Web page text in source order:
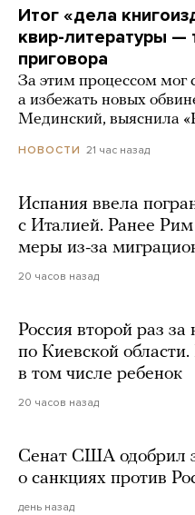
Итог «дела
квир-литературы —
приговора
За этим процессом мог
а избежать новых
Мединский, выяснила
НОВОСТИ 21 час назад
Испания ввела
с Италией. Ранее
меры из-за
20 часов назад
Россия второй раз
по Киевской
в том числе ребенок
20 часов назад
Сенат США одобрил
о санкциях против
день назад